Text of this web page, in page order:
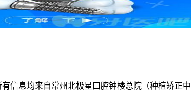
信息均来自常州北极星口腔钟楼总院（种植矫正中